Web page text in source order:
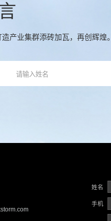
产业集群添砖加瓦，再创辉煌。
姓名
手机